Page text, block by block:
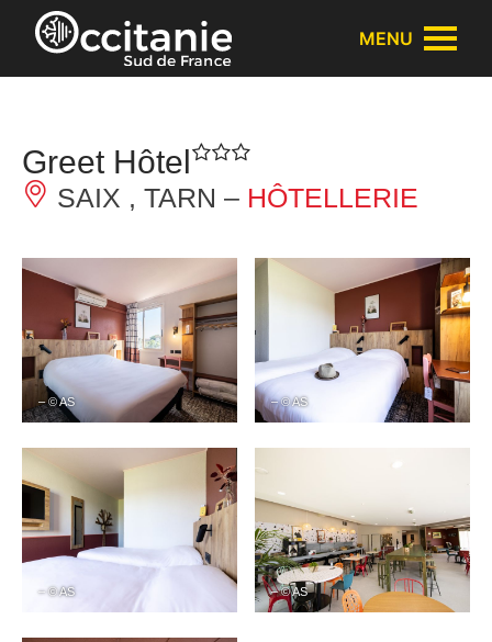
Panneau de gestion des cookies
MENU
Greet Hôtel
SAIX , TARN – HÔTELLERIE
– © AS – © AS
– © AS – © AS